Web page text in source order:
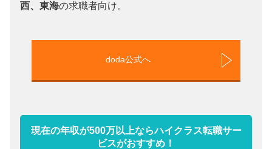
西、東海の求職者向け。
doda公式へ
現在の年収が500万以上ならハイクラス転職サー
ビスがおすすめ！